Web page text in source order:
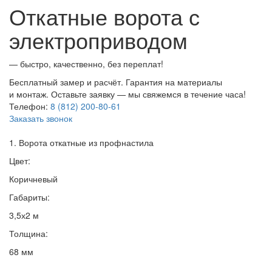
Откатные ворота с
электроприводом
— быстро, качественно, без переплат!
Бесплатный замер и расчёт. Гарантия на материалы
и монтаж. Оставьте заявку — мы свяжемся в течение часа!
Телефон: 8 (812) 200-80-61
Заказать звонок
1. Ворота откатные из профнастила
Цвет:
Коричневый
Габариты:
3,5х2 м
Толщина:
68 мм